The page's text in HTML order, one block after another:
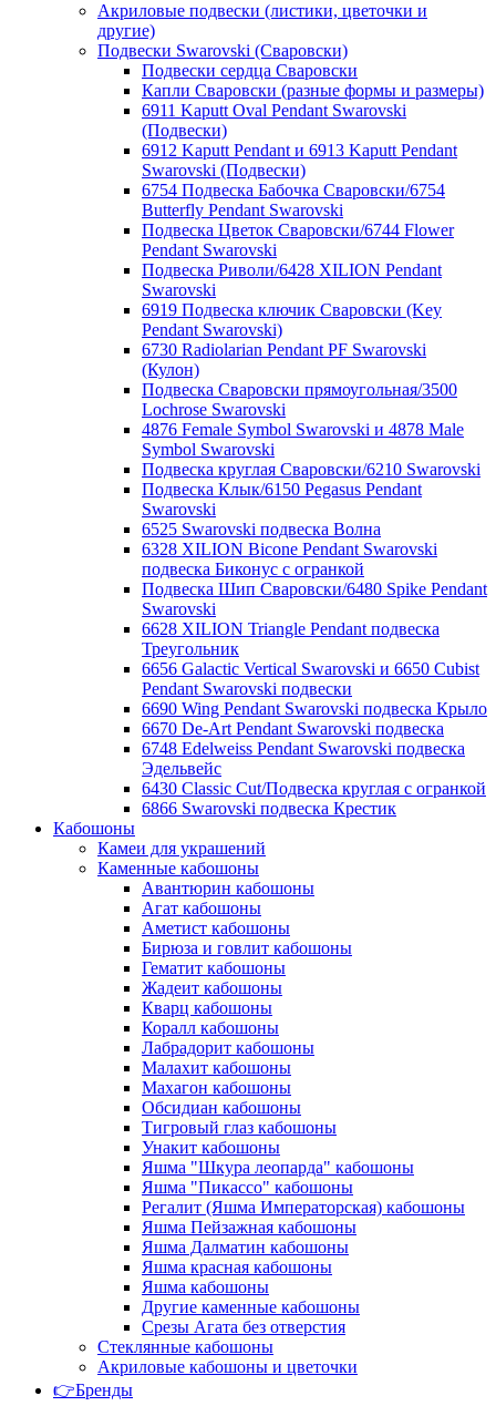
Акриловые подвески (листики, цветочки и
другие)
Подвески Swarovski (Сваровски)
Подвески сердца Сваровски
Капли Сваровски (разные формы и размеры)
6911 Kaputt Oval Pendant Swarovski
(Подвески)
6912 Kaputt Pendant и 6913 Kaputt Pendant
Swarovski (Подвески)
6754 Подвеска Бабочка Сваровски/6754
Butterfly Pendant Swarovski
Подвеска Цветок Сваровски/6744 Flower
Pendant Swarovski
Подвеска Риволи/6428 XILION Pendant
Swarovski
6919 Подвеска ключик Сваровски (Key
Pendant Swarovski)
6730 Radiolarian Pendant PF Swarovski
(Кулон)
Подвеска Сваровски прямоугольная/3500
Lochrose Swarovski
4876 Female Symbol Swarovski и 4878 Male
Symbol Swarovski
Подвеска круглая Сваровски/6210 Swarovski
Подвеска Клык/6150 Pegasus Pendant
Swarovski
6525 Swarovski подвеска Волна
6328 XILION Bicone Pendant Swarovski
подвеска Биконус c огранкой
Подвеска Шип Сваровски/6480 Spike Pendant
Swarovski
6628 XILION Triangle Pendant подвеска
Треугольник
6656 Galactic Vertical Swarovski и 6650 Cubist
Pendant Swarovski подвески
6690 Wing Pendant Swarovski подвеска Крыло
6670 De-Art Pendant Swarovski подвеска
6748 Edelweiss Pendant Swarovski подвеска
Эдельвейс
6430 Classic Cut/Подвеска круглая с огранкой
6866 Swarovski подвеска Крестик
Кабошоны
Камеи для украшений
Каменные кабошоны
Авантюрин кабошоны
Агат кабошоны
Аметист кабошоны
Бирюза и говлит кабошоны
Гематит кабошоны
Жадеит кабошоны
Кварц кабошоны
Коралл кабошоны
Лабрадорит кабошоны
Малахит кабошоны
Махагон кабошоны
Обсидиан кабошоны
Тигровый глаз кабошоны
Унакит кабошоны
Яшма "Шкура леопарда" кабошоны
Яшма "Пикассо" кабошоны
Регалит (Яшма Императорская) кабошоны
Яшма Пейзажная кабошоны
Яшма Далматин кабошоны
Яшма красная кабошоны
Яшма кабошоны
Другие каменные кабошоны
Срезы Агата без отверстия
Стеклянные кабошоны
Акриловые кабошоны и цветочки
👉Бренды